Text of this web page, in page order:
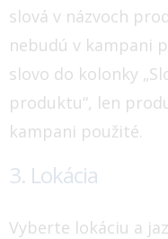
slová v názvoch
nebudú v kampani
slovo do kolonky
produktu“, len
kampani použité.
3. Lokácia
Vyberte lokáciu a